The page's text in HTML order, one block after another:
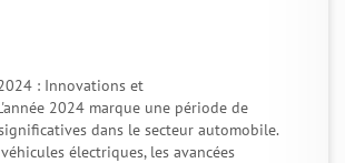
: Innovations et
2024 marque une période de
dans le secteur automobile.
électriques, les avancées